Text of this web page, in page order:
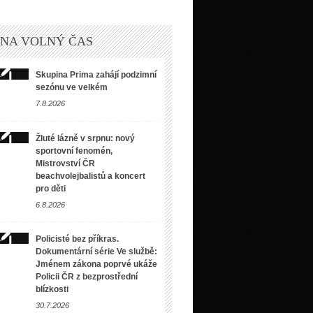
VOLNÝ ČAS
Skupina Prima zahájí podzimní
sezónu ve velkém
7.8.2026
Žluté lázně v srpnu: nový
sportovní fenomén,
Mistrovství ČR
beachvolejbalistů a koncert
pro děti
6.8.2026
Policisté bez příkras.
Dokumentární série Ve službě:
Jménem zákona poprvé ukáže
Policii ČR z bezprostřední
blízkosti
30.7.2026